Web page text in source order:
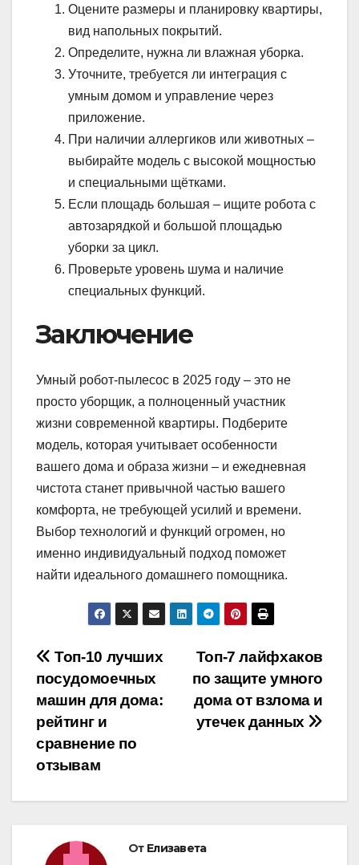
Оцените размеры и планировку квартиры,
вид напольных покрытий.
Определите, нужна ли влажная уборка.
Уточните, требуется ли интеграция с
умным домом и управление через
приложение.
При наличии аллергиков или животных –
выбирайте модель с высокой мощностью
и специальными щётками.
Если площадь большая – ищите робота с
автозарядкой и большой площадью
уборки за цикл.
Проверьте уровень шума и наличие
специальных функций.
Заключение
Умный робот-пылесос в 2025 году – это не
просто уборщик, а полноценный участник
жизни современной квартиры. Подберите
модель, которая учитывает особенности
вашего дома и образа жизни – и ежедневная
чистота станет привычной частью вашего
комфорта, не требующей усилий и времени.
Выбор технологий и функций огромен, но
именно индивидуальный подход поможет
найти идеального домашнего помощника.
Навигация
по
записям
Топ-7 лайфхаков
по защите умного
дома от взлома и
утечек данных
Топ-10 лучших
посудомоечных
машин для дома:
рейтинг и
сравнение по
отзывам
От Елизавета